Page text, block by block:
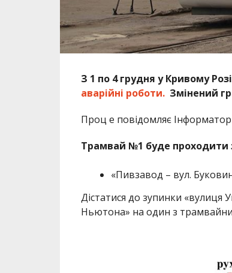
З 1 по 4 грудня у Кривому
аварійні роботи. Змінений
Проц е повідомляє
Трамвай №1 буде
«Пивзавод – вул.
Дістатися до зупинки «вулиця
Ньютона» на один з